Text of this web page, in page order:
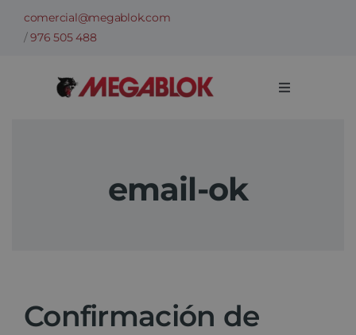
Saltarcomercial@megablok.com
/976 505 488
Toggle
email-ok
Confirmación de